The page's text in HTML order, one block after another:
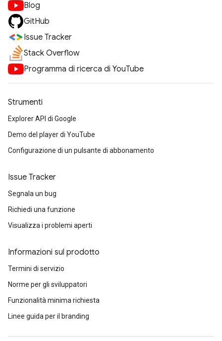
Blog
GitHub
Issue Tracker
Stack Overflow
Programma di ricerca di YouTube
Strumenti
Explorer API di Google
Demo del player di YouTube
Configurazione di un pulsante di abbonamento
Issue Tracker
Segnala un bug
Richiedi una funzione
Visualizza i problemi aperti
Informazioni sul prodotto
Termini di servizio
Norme per gli sviluppatori
Funzionalità minima richiesta
Linee guida per il branding